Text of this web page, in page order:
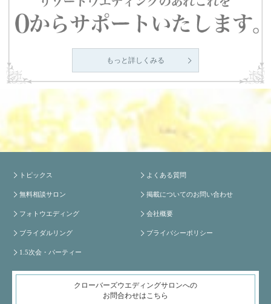
もっと詳しくみる
トピックス
無料相談サロン
フォトウエディング
ブライダルリング
1.5次会・パーティー
よくある質問
掲載についてのお問い合わせ
会社概要
プライバシーポリシー
クローバーズウエディングサロンへの
お問合わせはこちら